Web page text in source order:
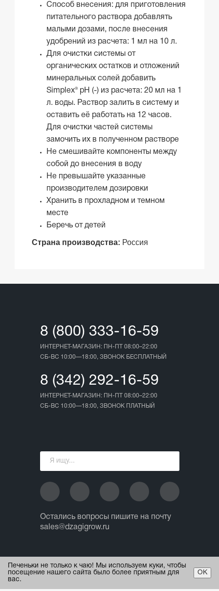
Способ внесения: для приготовления
питательного раствора добавлять
малыми дозами, после внесения
удобрений из расчета: 1 мл на 10 л.
Для очистки системы от
органических остатков и отложений
минеральных солей добавить
Simplex® pH (-) из расчета: 20 мл на 1
л. воды. Раствор залить в систему и
оставить её работать на 12 часов.
Для очистки частей системы
замочить их в полученном растворе
Не смешивайте компоненты между
собой до внесения в воду
Не превышайте указанные
производителем дозировки
Хранить в прохладном и темном
месте
Беречь от детей
Страна производства: Россия
8 (800) 333-16-59
ИНТЕРНЕТ-МАГАЗИН: ПН-ПТ 08:00–22:00
СБ-ВС 10:00—18:00, ЗВОНОК БЕСПЛАТНЫЙ
8 (342) 292-16-59
ИНТЕРНЕТ-МАГАЗИН: ПН-ПТ 08:00–22:00
СБ-ВС 10:00—18:00, ЗВОНОК ПЛАТНЫЙ
Остались вопросы пишите на почту
sales@dzagigrow.ru
© 2013 - 2026 ИП Ежов А.А.
Все права защищены.
Печеньки не только к чаю! Мы используем куки, чтобы
посещение нашего сайта было более приятным для
вас.
ОК